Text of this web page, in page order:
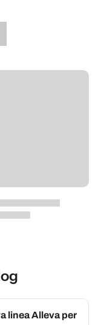
linea Alleva per